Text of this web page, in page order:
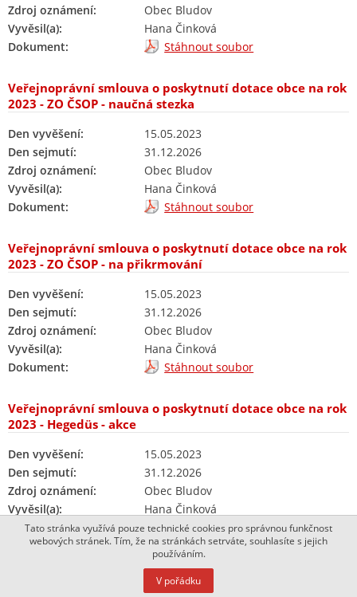
Zdroj oznámení:
Obec Bludov
Vyvěsil(a):
Hana Činková
Dokument:
Stáhnout soubor
Veřejnoprávní smlouva o poskytnutí dotace obce na rok
2023 - ZO ČSOP - naučná stezka
Den vyvěšení:
15.05.2023
Den sejmutí:
31.12.2026
Zdroj oznámení:
Obec Bludov
Vyvěsil(a):
Hana Činková
Dokument:
Stáhnout soubor
Veřejnoprávní smlouva o poskytnutí dotace obce na rok
2023 - ZO ČSOP - na přikrmování
Den vyvěšení:
15.05.2023
Den sejmutí:
31.12.2026
Zdroj oznámení:
Obec Bludov
Vyvěsil(a):
Hana Činková
Dokument:
Stáhnout soubor
Veřejnoprávní smlouva o poskytnutí dotace obce na rok
2023 - Hegedüs - akce
Den vyvěšení:
15.05.2023
Den sejmutí:
31.12.2026
Zdroj oznámení:
Obec Bludov
Vyvěsil(a):
Hana Činková
Dokument:
Stáhnout soubor
Veřejnoprávní smlouva o poskytnutí dotace obce na rok
Tato stránka využívá pouze technické cookies pro správnou funkčnost
webových stránek. Tím, že na stránkách setrváte, souhlasíte s jejich
používáním.
V pořádku